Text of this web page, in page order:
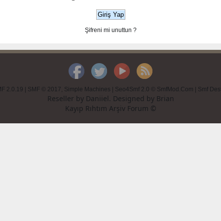
Şifreni mi unuttun ?
2.0.19 SMF © 2017, Simple Machines Seo4Smf 2.0 © SmfMod.Com Smf
Reseller by Daniiel. Designed by Brian
Kayıp Rıhtım Arşiv Forum ©